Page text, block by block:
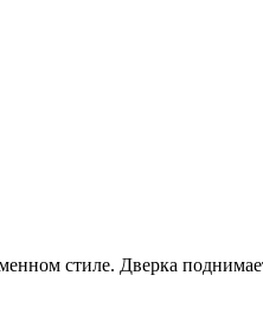
стиле. Дверка